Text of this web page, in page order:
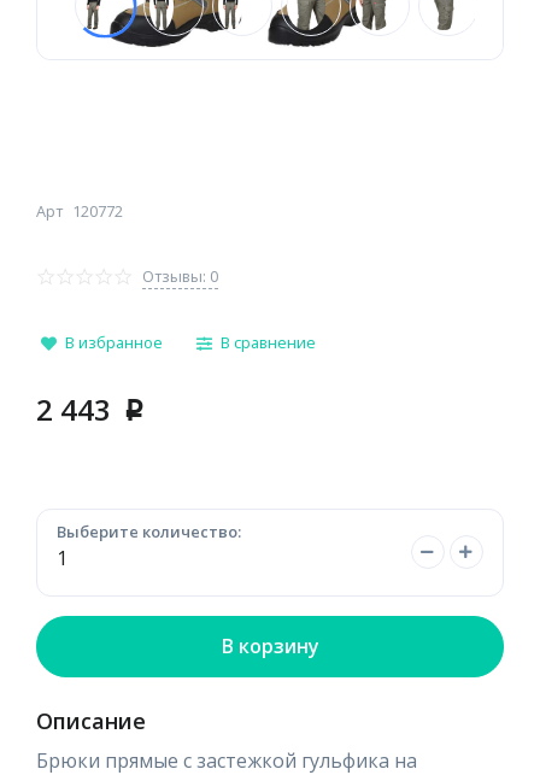
Арт 120772
Отзывы: 0
В избранное В сравнение
2 443 p
Выберите количество:
В корзину
Описание
Брюки прямые с застежкой гульфика на